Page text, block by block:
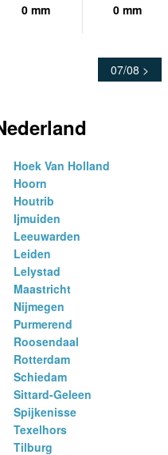
0 mm 0 mm
07/08 >
Hoek Van Holland
Hoorn
Houtrib
Ijmuiden
Leeuwarden
Leiden
Lelystad
Maastricht
Nijmegen
Purmerend
Roosendaal
Rotterdam
Schiedam
Sittard-Geleen
Spijkenisse
Texelhors
Tilburg